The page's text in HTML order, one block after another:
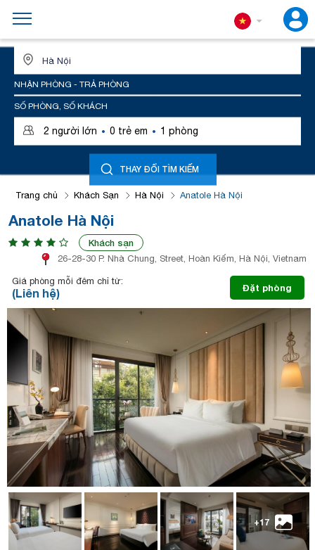
NHẬN PHÒNG - TRẢ PHÒNG
SỐ PHÒNG, SỐ KHÁCH
2 người lớn · 0 trẻ em · 1 phòng
THAY ĐỔI TÌM KIẾM
Trang chủ Khách Sạn Hà Nội Anatole Hà Nội
Anatole Hà Nội
Khách sạn
26-28-30 P. Nhà Chung, Street, Hoàn Kiếm, Hà Nội, Vietnam
Giá phòng mỗi đêm chỉ từ:
(Liên hệ) Đặt phòng
+17